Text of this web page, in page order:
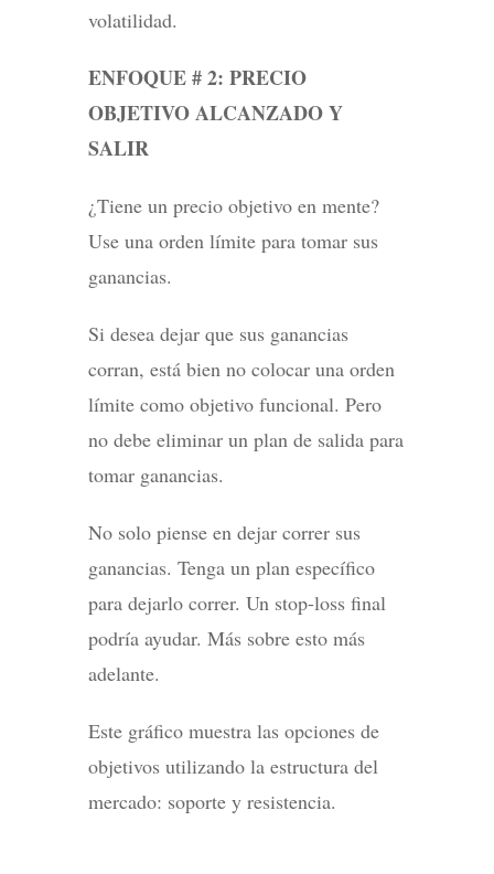
volatilidad.
ENFOQUE # 2: PRECIO
OBJETIVO ALCANZADO Y
SALIR
¿Tiene un precio objetivo en mente?
Use una orden límite para tomar sus
ganancias.
Si desea dejar que sus ganancias
corran, está bien no colocar una orden
límite como objetivo funcional. Pero
no debe eliminar un plan de salida para
tomar ganancias.
No solo piense en dejar correr sus
ganancias. Tenga un plan específico
para dejarlo correr. Un stop-loss final
podría ayudar. Más sobre esto más
adelante.
Este gráfico muestra las opciones de
objetivos utilizando la estructura del
mercado: soporte y resistencia.